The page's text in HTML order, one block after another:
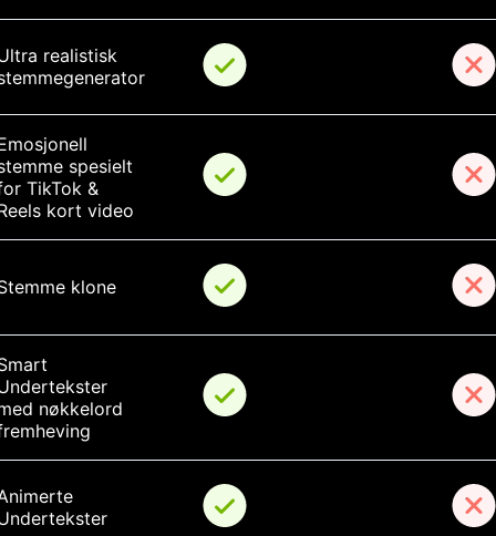
realistisk
spesielt
TikTok &
kort video
klone
nøkkelord